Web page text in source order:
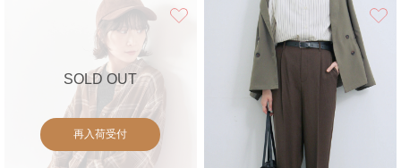
SOLD OUT
再入荷受付